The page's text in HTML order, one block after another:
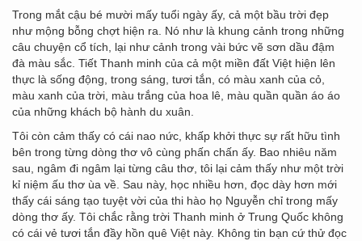
Trong mắt cậu bé mười mấy tuổi ngày ấy, cả một bầu trời đẹp
như mộng bỗng chợt hiện ra. Nó như là khung cảnh trong những
câu chuyện cổ tích, lại như cảnh trong vài bức vẽ sơn dầu đậm
đà màu sắc. Tiết Thanh minh của cả một miền đất Việt hiện lên
thực là sống động, trong sáng, tươi tắn, có màu xanh của cỏ,
màu xanh của trời, màu trắng của hoa lê, màu quần quần áo áo
của những khách bộ hành du xuân.
Tôi còn cảm thấy có cái nao nức, khấp khởi thực sự rất hữu tình
bên trong từng dòng thơ vô cùng phấn chấn ấy. Bao nhiêu năm
sau, ngâm đi ngâm lại từng câu thơ, tôi lại cảm thấy như một trời
kỉ niệm ấu thơ ùa về. Sau này, học nhiều hơn, đọc dày hơn mới
thấy cái sáng tạo tuyệt vời của thi hào họ Nguyễn chỉ trong mấy
dòng thơ ấy. Tôi chắc rằng trời Thanh minh ở Trung Quốc không
có cái vẻ tươi tắn đầy hồn quê Việt này. Không tin bạn cứ thử đọc